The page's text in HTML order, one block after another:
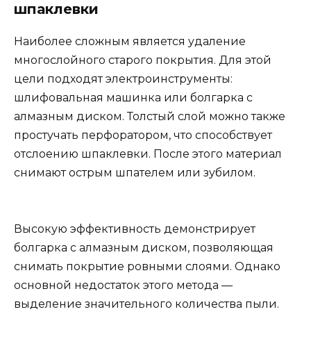
шпаклевки
Наиболее сложным является удаление
многослойного старого покрытия. Для этой
цели подходят электроинструменты:
шлифовальная машинка или болгарка с
алмазным диском. Толстый слой можно также
простучать перфоратором, что способствует
отслоению шпаклевки. После этого материал
снимают острым шпателем или зубилом.
Высокую эффективность демонстрирует
болгарка с алмазным диском, позволяющая
снимать покрытие ровными слоями. Однако
основной недостаток этого метода —
выделение значительного количества пыли.